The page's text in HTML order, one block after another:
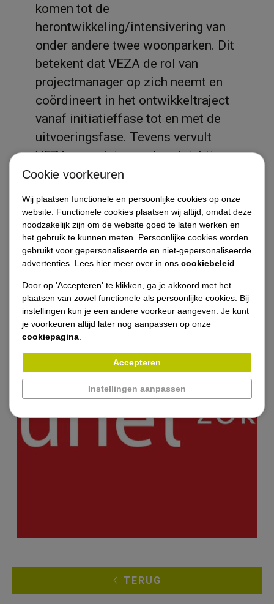
komen tot de
herontwikkeling/intensivering van
onder andere twee woonparken. Dit
betekent dat VEZA de rol van
projectmanager op zich neemt en
coördineert in het ontwikkeltraject
vanaf initiatieffase tot en met de
uitvoeringsfase. Tevens vervult
VEZA een adviserende rol richting
de opdrachtgever. Op dit moment,
projecten van de woonparken in de
definitiefase.
TERUG
Cookie voorkeuren
Wij plaatsen functionele en persoonlijke cookies op onze
website. Functionele cookies plaatsen wij altijd, omdat deze
noodzakelijk zijn om de website goed te laten werken en
het gebruik te kunnen meten. Persoonlijke cookies worden
gebruikt voor gepersonaliseerde en niet-gepersonaliseerde
advertenties. Lees hier meer over in ons cookiebeleid
Door op 'Accepteren' te klikken, ga je akkoord met het
plaatsen van zowel functionele als persoonlijke cookies. Bij
instellingen kun je een andere voorkeur aangeven. Je kunt
je voorkeuren altijd later nog aanpassen op onze
cookiepagina
Accepteren
Instellingen aanpassen
Diensten
Referenties / projecten
Opdrachtgevers
Vacatures
Nieuws
Contact